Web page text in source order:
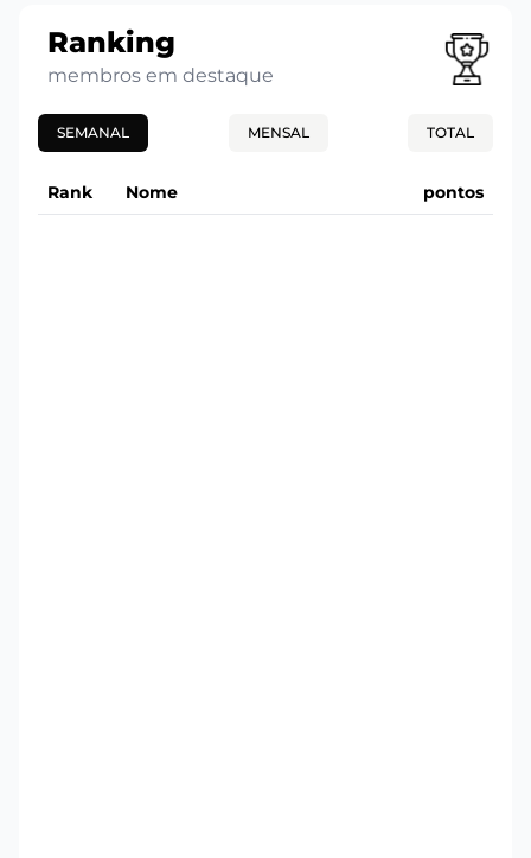
Ranking
membros em destaque
SEMANAL MENSAL TOTAL
Rank Nome pontos